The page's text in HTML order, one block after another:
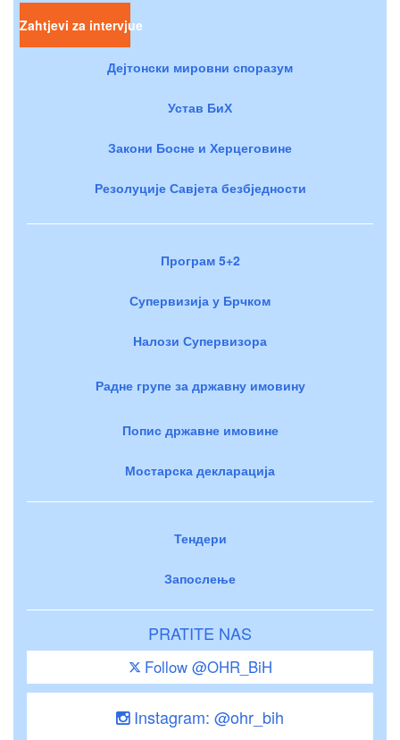
Zahtjevi za intervjue
Дејтонски мировни споразум
Устав БиХ
Закони Босне и Херцеговине
Резолуције Савјета безбједности
Програм 5+2
Супервизија у Брчком
Налози Супервизора
Радне групе за државну имовину
Попис државне имовине
Мостарска декларација
Тендери
Запослење
PRATITE NAS
Follow @OHR_BiH
Instagram: @ohr_bih